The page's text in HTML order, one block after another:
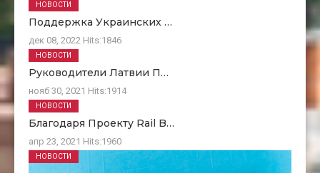
Поддержка Украинских …
дек 08, 2022 Hits:1846
НОВОСТИ
Руководители Латвии П…
нояб 30, 2021 Hits:1914
НОВОСТИ
Благодаря Проекту Rail B…
апр 23, 2021 Hits:1960
НОВОСТИ
НОВОСТИ